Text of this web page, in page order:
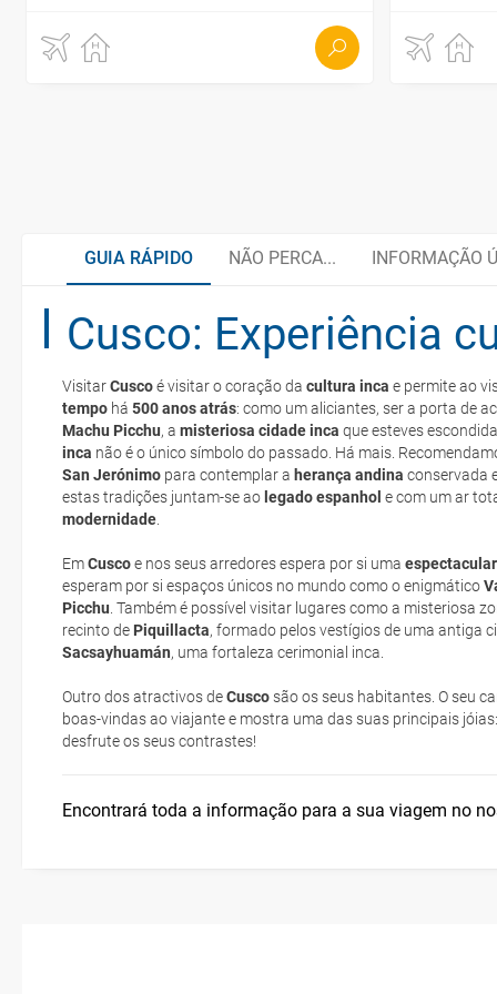
GUIA RÁPIDO NÃO PERCA... INFORMAÇÃO
Cusco: Experiência
VisitarCuscoé visitar o coração da cultura inca e permite ao
tempo há 500 anos atrás: como um aliciantes, ser a porta de
Machu Picchu, a misteriosa cidade inca que esteves
inca não é o único símbolo do passado. Há mais.
San Jerónimo para contemplar a herança andina conservada
estas tradições juntam-se ao legado espanhol e com um ar
modernidade
EmCuscoe nos seus arredores espera por si uma
esperam por si espaços únicos no mundo como o enigmático
Picchu . Também é possível visitar lugares como a misteriosa
recinto de Piquillacta, formado pelos vestígios de uma antiga
Sacsayhuamán, uma fortaleza cerimonial inca.
Outro dos atractivos deCusco são os seus habitantes. O seu
boas-vindas ao viajante e mostra uma das suas principais
desfrute os seus contrastes!
Encontrará toda a informação para a sua viagem no
Santuário Histórico de Machu Picchu
Complexo arqueológicod de Chavín
Parque Nacional Huascarán
Organize a sua viagem
Moeda e câmbio de divisas
Documentação
e-mail
deverá imprimi-la
suplemento extra
pacote
Posso cancelar ou modificar a reserva da viagem? Que custos
Com quanta antecedência tenho de estar no aeroporto?